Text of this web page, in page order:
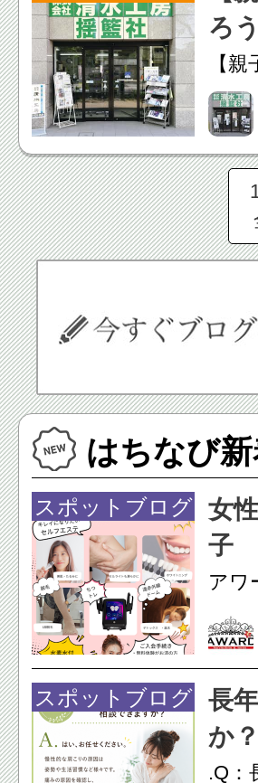
もら
ャ...
ろう
【
親子
ベン
に３
日（
（木
はちなび
スポットブログ
女
子
アワ
フ
開催
スポットブログ
長
か？
.Q：